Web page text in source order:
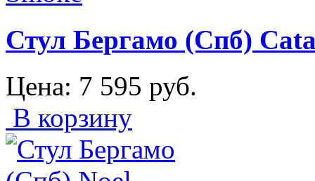
Стул Бергамо (Спб)
Цена: 7 595 руб.
В корзину